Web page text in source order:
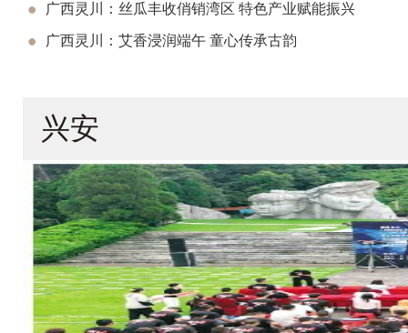
广西灵川：丝瓜丰收俏销湾区 特色产业赋能振兴
广西灵川：艾香浸润端午 童心传承古韵
兴安